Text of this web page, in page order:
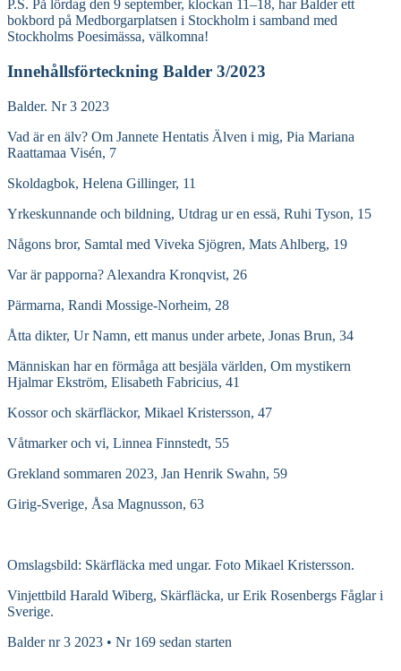
P.S. På lördag den 9 september, klockan 11–18, har Balder ett
bokbord på Medborgarplatsen i Stockholm i samband med
Stockholms Poesimässa, välkomna!
Innehållsförteckning Balder 3/2023
Balder. Nr 3 2023
Vad är en älv? Om Jannete Hentatis Älven i mig, Pia Mariana
Raattamaa Visén, 7
Skoldagbok, Helena Gillinger, 11
Yrkeskunnande och bildning, Utdrag ur en essä, Ruhi Tyson, 15
Någons bror, Samtal med Viveka Sjögren, Mats Ahlberg, 19
Var är papporna? Alexandra Kronqvist, 26
Pärmarna, Randi Mossige-Norheim, 28
Åtta dikter, Ur Namn, ett manus under arbete, Jonas Brun, 34
Människan har en förmåga att besjäla världen, Om mystikern
Hjalmar Ekström, Elisabeth Fabricius, 41
Kossor och skärfläckor, Mikael Kristersson, 47
Våtmarker och vi, Linnea Finnstedt, 55
Grekland sommaren 2023, Jan Henrik Swahn, 59
Girig-Sverige, Åsa Magnusson, 63
Omslagsbild: Skärfläcka med ungar. Foto Mikael Kristersson.
Vinjettbild Harald Wiberg, Skärfläcka, ur Erik Rosenbergs Fåglar i
Sverige.
Balder nr 3 2023 • Nr 169 sedan starten